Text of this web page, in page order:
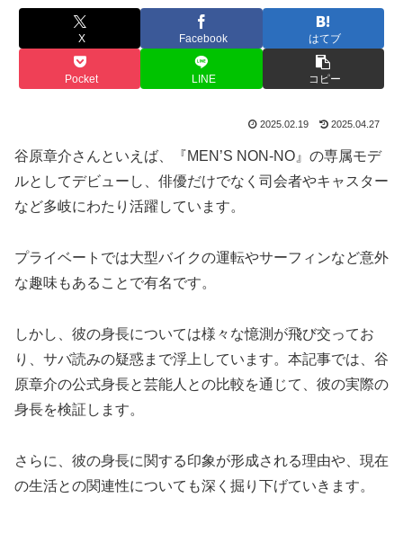
X Facebook はてブ
Pocket LINE コピー
2025.02.19 2025.04.27
谷原章介さんといえば、『MEN’S NON-NO』の専属モデ
ルとしてデビューし、俳優だけでなく司会者やキャスター
など多岐にわたり活躍しています。
プライベートでは大型バイクの運転やサーフィンなど意外
な趣味もあることで有名です。
しかし、彼の身長については様々な憶測が飛び交ってお
り、サバ読みの疑惑まで浮上しています。本記事では、谷
原章介の公式身長と芸能人との比較を通じて、彼の実際の
身長を検証します。
さらに、彼の身長に関する印象が形成される理由や、現在
の生活との関連性についても深く掘り下げていきます。